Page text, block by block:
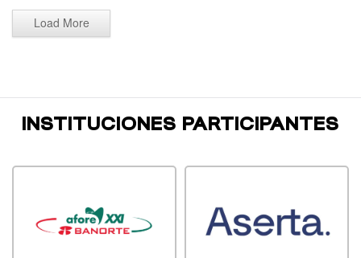
Load More
INSTITUCIONES PARTICIPANTES